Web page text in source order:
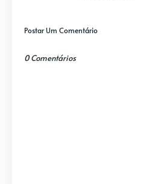
Postar Um Comentário
0 Comentários